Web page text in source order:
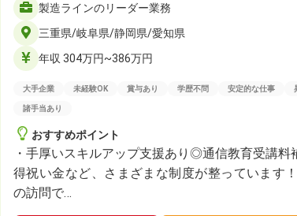
製造ラインのリーダー業務
三重県/岐阜県/静岡県/愛知県
年収 304万円~386万円
大手企業 未経験OK 賞与あり 学歴不問 安定的な仕事
諸手当あり
おすすめポイント
・手厚いスキルアップ支援あり◎通信教育受講料
得祝い金など、さまざまな制度が整っています
の訪問で…